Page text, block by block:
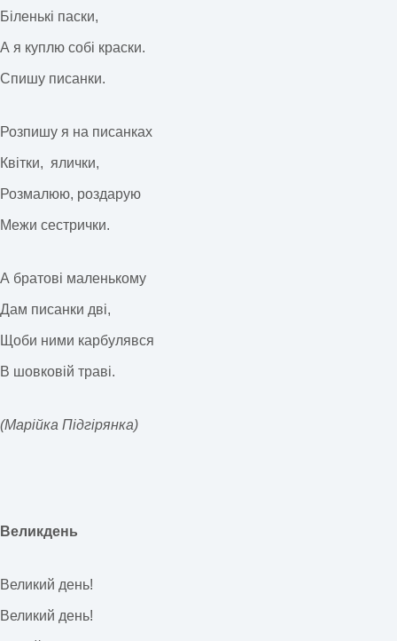
Біленькі паски,
А я куплю собі краски.
Спишу писанки.
Розпишу я на писанках
Квітки, ялички,
Розмалюю, роздарую
Межи сестрички.
А братові маленькому
Дам писанки дві,
Щоби ними карбулявся
В шовковій траві.
(Марійка Підгірянка)
Великдень
Великий день!
Великий день!